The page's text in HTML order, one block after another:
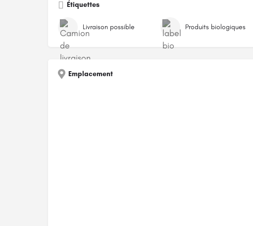
Étiquettes
Livraison possible Produits biologiques
Emplacement